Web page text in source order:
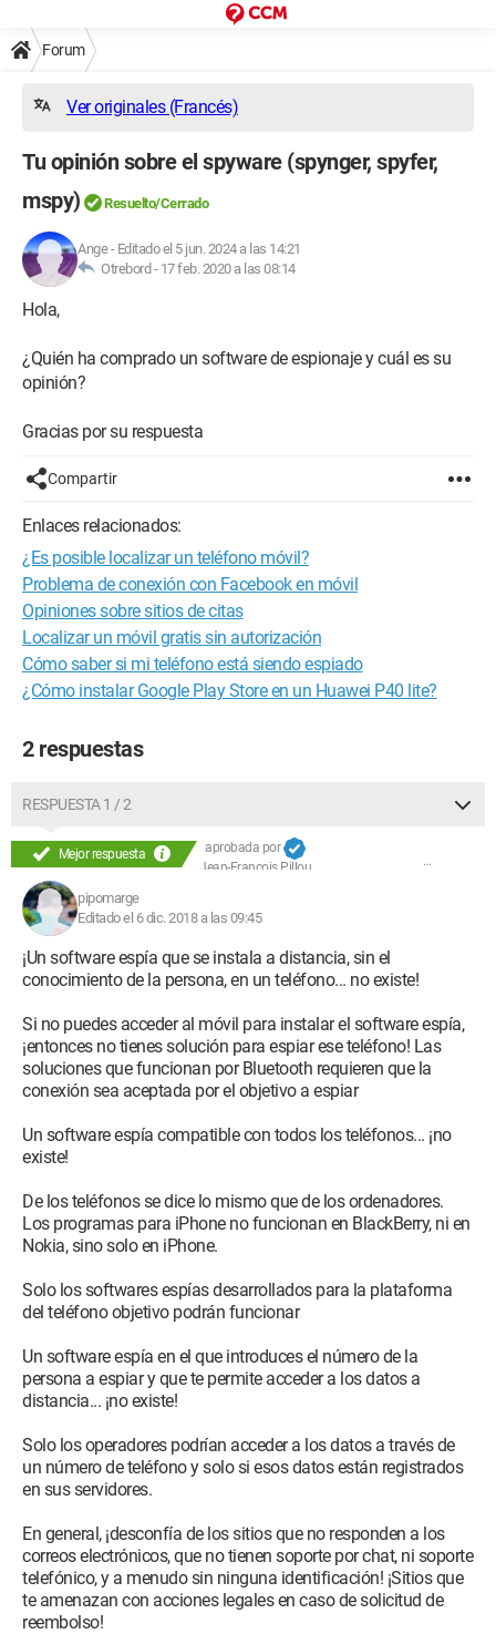
Forum
Ver originales (Francés)
Tu opinión sobre el spyware (spynger, spyfer,
mspy)
Resuelto/Cerrado
Ange- Editado el 5 jun. 2024 a las 14:21
Otrebord - 17 feb. 2020 a las 08:14
Hola,
¿Quién ha comprado un software de espionaje y cuál es su
opinión?
Gracias por su respuesta
Compartir
Enlaces relacionados:
¿Es posible localizar un teléfono móvil?
Problema de conexión con Facebook en móvil
Opiniones sobre sitios de citas
Localizar un móvil gratis sin autorización
Cómo saber si mi teléfono está siendo espiado
¿Cómo instalar Google Play Store en un Huawei P40 lite?
2 respuestas
RESPUESTA 1 / 2
Mejor respuesta
aprobada por
Jean-François Pillou
pipomarge
Editado el 6 dic. 2018 a las 09:45
¡Un software espía que se instala a distancia, sin el
conocimiento de la persona, en un teléfono... no existe!
Si no puedes acceder al móvil para instalar el software espía,
¡entonces no tienes solución para espiar ese teléfono! Las
soluciones que funcionan por Bluetooth requieren que la
conexión sea aceptada por el objetivo a espiar
Un software espía compatible con todos los teléfonos... ¡no
existe!
De los teléfonos se dice lo mismo que de los ordenadores.
Los programas para iPhone no funcionan en BlackBerry, ni en
Nokia, sino solo en iPhone.
Solo los softwares espías desarrollados para la plataforma
del teléfono objetivo podrán funcionar
Un software espía en el que introduces el número de la
persona a espiar y que te permite acceder a los datos a
distancia... ¡no existe!
Solo los operadores podrían acceder a los datos a través de
un número de teléfono y solo si esos datos están registrados
en sus servidores.
En general, ¡desconfía de los sitios que no responden a los
correos electrónicos, que no tienen soporte por chat, ni soporte
telefónico, y a menudo sin ninguna identificación! ¡Sitios que
te amenazan con acciones legales en caso de solicitud de
reembolso!